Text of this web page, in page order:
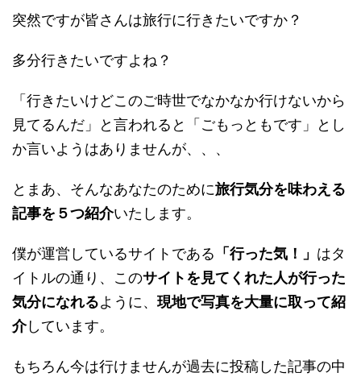
突然ですが皆さんは旅行に行きたいですか？
多分行きたいですよね？
「行きたいけどこのご時世でなかなか行けないから
見てるんだ」と言われると「ごもっともです」とし
か言いようはありませんが、、、
とまあ、そんなあなたのために旅行気分を味わえる
記事を５つ紹介いたします。
僕が運営しているサイトである 「行った気！」 はタ
イトルの通り、このサイトを見てくれた人が行った
気分になれるように、 現地で写真を大量に取って紹
介しています。
もちろん今は行けませんが過去に投稿した記事の中